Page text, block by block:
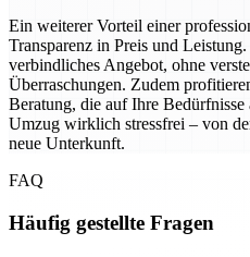
Ein weiterer Vorteil einer
Transparenz in Preis und
verbindliches Angebot, ohne
Überraschungen. Zudem
Beratung, die auf Ihre
Umzug wirklich stressfrei – von
neue Unterkunft.
FAQ
Häufig gestellte Fragen